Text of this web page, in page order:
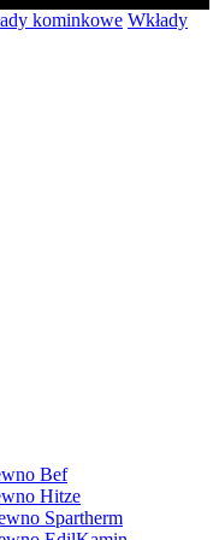
kominkowe Wkłady
Bef
Hitze
Spartherm